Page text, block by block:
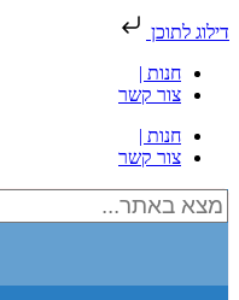
דילוג לתוכן
חנות |
צור קשר
חנות |
צור קשר